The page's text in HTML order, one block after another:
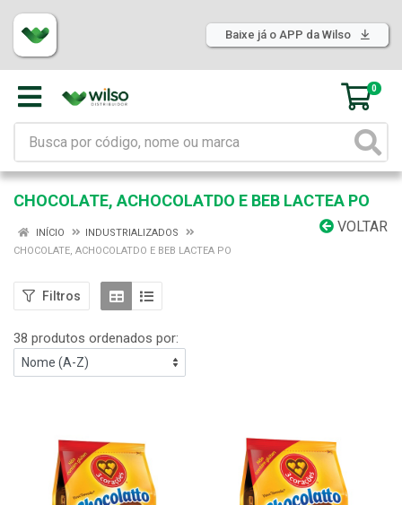
Baixe já o APP da Wilso
0
CHOCOLATE, ACHOCOLATDO E BEB LACTEA PO
VOLTAR
INÍCIO
INDUSTRIALIZADOS
CHOCOLATE, ACHOCOLATDO E BEB LACTEA PO
Filtros
38 produtos ordenados por: